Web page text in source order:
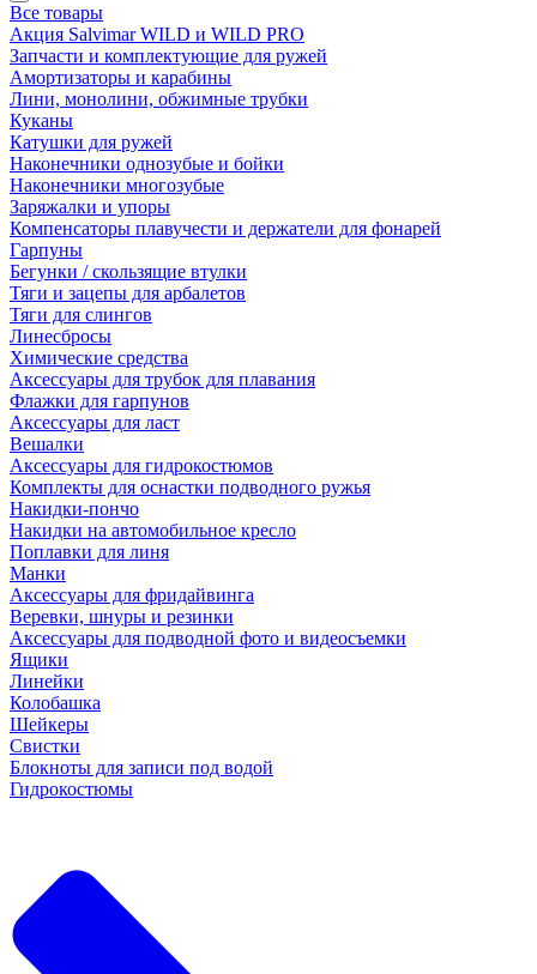
Все товары
Акция Salvimar WILD и WILD PRO
Запчасти и комплектующие для ружей
Амортизаторы и карабины
Лини, монолини, обжимные трубки
Куканы
Катушки для ружей
Наконечники однозубые и бойки
Наконечники многозубые
Заряжалки и упоры
Компенсаторы плавучести и держатели для фонарей
Гарпуны
Бегунки / скользящие втулки
Тяги и зацепы для арбалетов
Тяги для слингов
Линесбросы
Химические средства
Аксессуары для трубок для плавания
Флажки для гарпунов
Аксессуары для ласт
Вешалки
Аксессуары для гидрокостюмов
Комплекты для оснастки подводного ружья
Накидки-пончо
Накидки на автомобильное кресло
Поплавки для линя
Манки
Аксессуары для фридайвинга
Веревки, шнуры и резинки
Аксессуары для подводной фото и видеосъемки
Ящики
Линейки
Колобашка
Шейкеры
Свистки
Блокноты для записи под водой
Гидрокостюмы